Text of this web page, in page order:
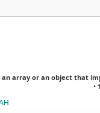
array or an object that
• 1